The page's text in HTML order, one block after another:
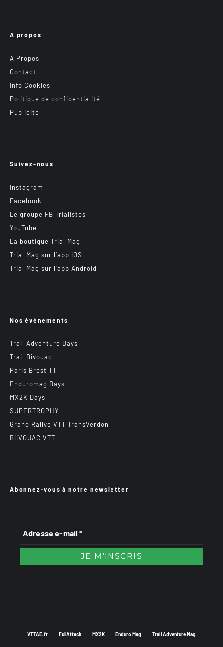
A propos
A Propos
Contact
Info Cookies
Politique de confidentialité
Publicité
Suivez-nous
Instagram
Facebook
Le groupe FB Trialistes
YouTube
La boutique Trial Mag
Trial Mag sur l’app IOS
Trial Mag sur l’app Android
Nos événements
Trail Adventure Days
Trail Bivouac
Paris Brest TT
Enduromag Days
MX2K Days
SUPERTROPHY
Grand Rallye VTT TransVerdon
BiiVOUAC VTT
Abonnez-vous à notre newsletter
VTTAE.fr FullAttack MX2K Enduro Mag Trail Adventure Mag